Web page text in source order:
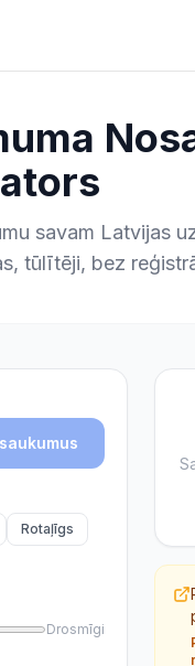
savam Latvijas
tūlītēji, bez
Rotaļīgs
Drosmīgi